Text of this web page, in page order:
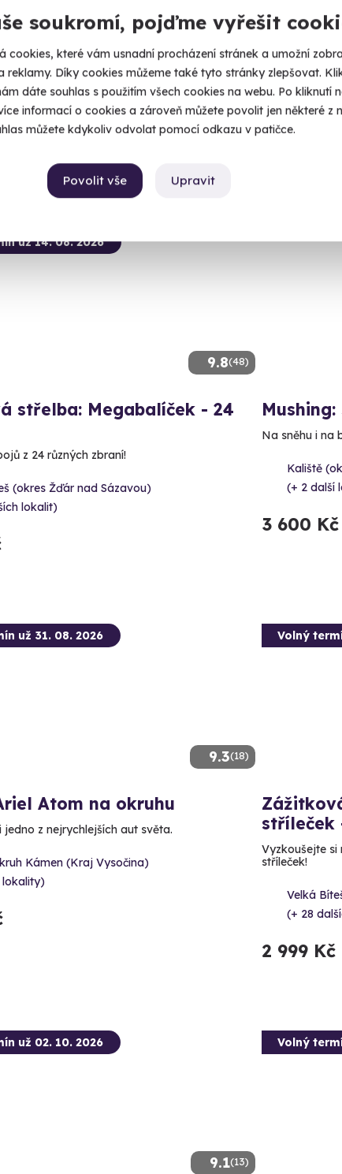
soukromí, pojďme vyřešit
cookies, které vám usnadní procházení stránek a umožní
reklamy. Díky cookies můžeme také tyto stránky zlepšovat.
dáte souhlas s použitím všech cookies na webu. Po kliknutí
informací o cookies a zároveň můžete povolit jen některé z
můžete kdykoliv odvolat pomocí odkazu v patičce.
Upravit
Povolit vše
střelba: Speciální jednotky -
jako člen elitní jednotky URNA.
(okres Žďár nad Sázavou)
lokalit)
Výlet na
Zažijte jízdu
Vílanec
2 230 Kč
2 030 Kč
9.8(48)
už 14. 08. 2026
střelba: Megabalíček - 24
z 24 různých zbraní!
(okres Žďár nad Sázavou)
lokalit)
Na sněhu i na
Kaliště
(+ 2 další
3 600 Kč
9.3(18)
už 31. 08. 2026
Atom na okruhu
jedno z nejrychlejších aut světa.
Kámen (Kraj Vysočina)
lokality)
Volný
stříleček
Vyzkoušejte si
stříleček!
Velká
(+ 28
2 999 Kč
9.1(13)
už 02. 10. 2026 Volný